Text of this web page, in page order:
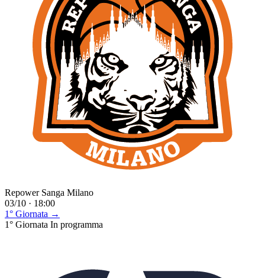
Repower Sanga Milano
03/10 · 18:00
1° Giornata →
1° Giornata In programma